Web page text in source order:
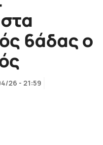
6άδας ο
26 - 21:59